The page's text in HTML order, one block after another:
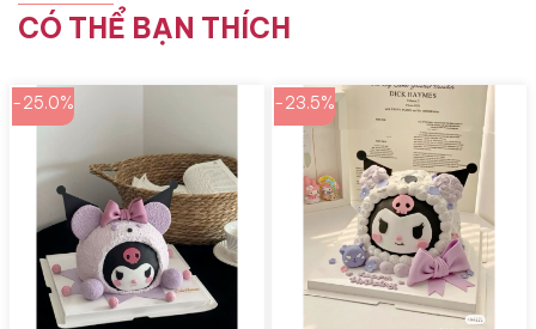
CÓ THỂ BẠN THÍCH
-25.0% -23.5%